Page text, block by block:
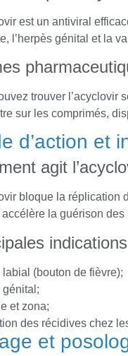
est un antiviral
l’herpès génital et la
trouver l’acyclovir
sur les comprimés,
d’action et
agit
bloque la
la guérison des
indications
labial (bouton de fièvre);
génital;
et zona;
des récidives chez
et